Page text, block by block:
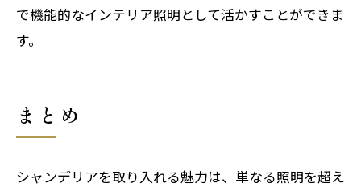
で機能的なインテリア照明として活かすことができま
す。
まとめ
シャンデリアを取り入れる魅力は、単なる照明を超え